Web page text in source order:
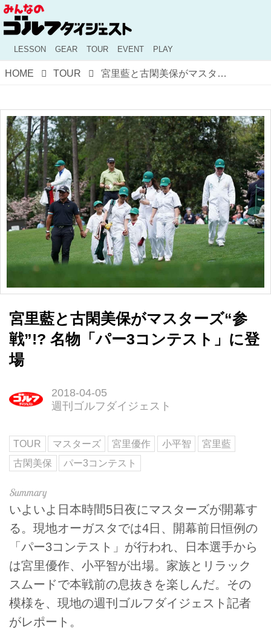
LESSON GEAR TOUR EVENT PLAY
HOME TOUR 宮里藍と古閑美保がマスターズ“参戦”!? 名物「パー3コンテスト」に登場
宮里藍と古閑美保がマスターズ“参
戦”!? 名物「パー3コンテスト」に登
場
2018-04-05
週刊ゴルフダイジェスト
TOUR マスターズ 宮里優作 小平智
宮里藍
古閑美保
パー3コンテスト
いよいよ日本時間5日夜にマスターズが開幕す
る。現地オーガスタでは4日、開幕前日恒例の
「パー3コンテスト」が行われ、日本選手から
は宮里優作、小平智が出場。家族とリラック
スムードで本戦前の息抜きを楽しんだ。その
模様を、現地の週刊ゴルフダイジェスト記者
がレポート。